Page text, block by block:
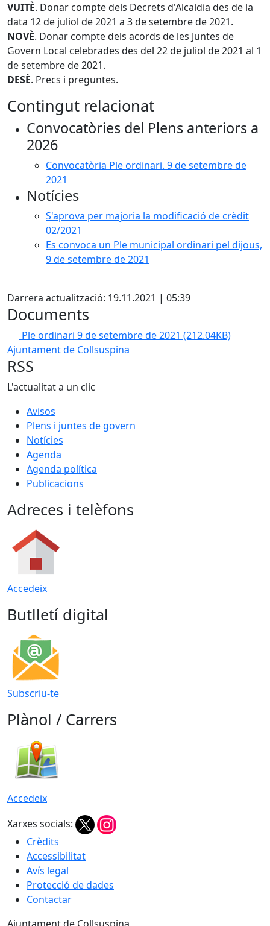
VUITÈ. Donar compte dels Decrets d'Alcaldia des de la
data 12 de juliol de 2021 a 3 de setembre de 2021.
NOVÈ. Donar compte dels acords de les Juntes de
Govern Local celebrades des del 22 de juliol de 2021 al 1
de setembre de 2021.
DESÈ. Precs i preguntes.
Contingut relacionat
Convocatòries del Plens anteriors a
2026
Convocatòria Ple ordinari. 9 de setembre de
2021
Notícies
S'aprova per majoria la modificació de crèdit
02/2021
Es convoca un Ple municipal ordinari pel dijous,
9 de setembre de 2021
Darrera actualització: 19.11.2021 | 05:39
Documents
Ple ordinari 9 de setembre de 2021 (212.04KB)
Ajuntament de Collsuspina
RSS
L'actualitat a un clic
Avisos
Plens i juntes de govern
Notícies
Agenda
Agenda política
Publicacions
Adreces i telèfons
Accedeix
Butlletí digital
Subscriu-te
Plànol / Carrers
Accedeix
Xarxes socials:
Crèdits
Accessibilitat
Avís legal
Protecció de dades
Contactar